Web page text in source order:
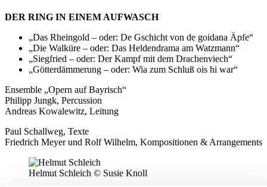
DER RING IN EINEM AUFWASCH
„Das Rheingold – oder: De Gschicht von de goidana Äpfe“
„Die Walküre – oder: Das Heldendrama am Watzmann“
„Siegfried – oder: Der Kampf mit dem Drachenviech“
„Götterdämmerung – oder: Wia zum Schluß ois hi war“
Ensemble „Opern auf Bayrisch“
Philipp Jungk, Percussion
Andreas Kowalewitz, Leitung
Paul Schallweg, Texte
Friedrich Meyer und Rolf Wilhelm, Kompositionen & Arrangements
Helmut Schleich © Susie Knoll